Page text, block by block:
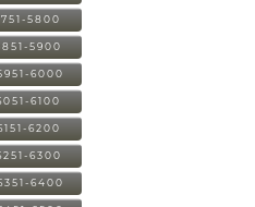
5800
5900
6000
6100
6200
6300
6400